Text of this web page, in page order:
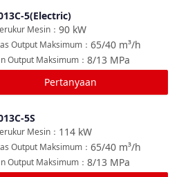
5(Electric)
90 kW
Mesin ：
65/40 m³/h
Output Maksimum ：
8/13 MPa
Output Maksimum ：
Pertanyaan
5S
114 kW
Mesin ：
65/40 m³/h
Output Maksimum ：
8/13 MPa
Output Maksimum ：